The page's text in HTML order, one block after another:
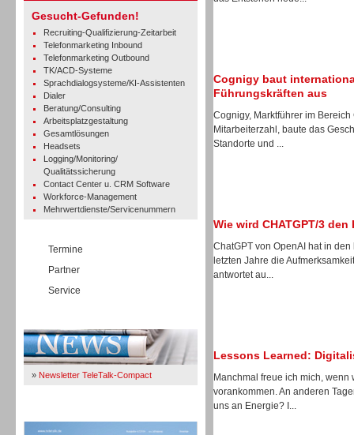
Gesucht-Gefunden!
Recruiting-Qualifizierung-Zeitarbeit
Telefonmarketing Inbound
Telefonmarketing Outbound
TK/ACD-Systeme
Sprachdialogsysteme/KI-Assistenten
Dialer
Beratung/Consulting
Arbeitsplatzgestaltung
Gesamtlösungen
Headsets
Logging/Monitoring/
Qualitätssicherung
Contact Center u. CRM Software
Workforce-Management
Mehrwertdienste/Servicenummern
Termine
Partner
Service
» Newsletter TeleTalk-Compact
Cognigy baut
Führungskräften aus
Cognigy, Marktführer im
Mitarbeiterzahl, baute das
Standorte und ...
Wie wird CHATGPT/3
ChatGPT von OpenAI hat in
letzten Jahre die
antwortet au...
Lessons Learned:
Manchmal freue ich mich,
vorankommen. An anderen
uns an Energie? I...